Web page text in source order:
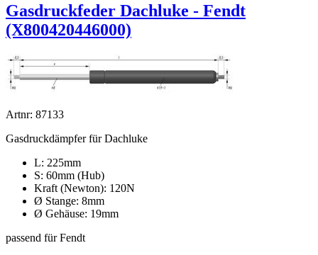
Gasdruckfeder Dachluke - Fendt
(X800420446000)
Artnr: 87133
Gasdruckdämpfer für Dachluke
L: 225mm
S: 60mm (Hub)
Kraft (Newton): 120N
Ø Stange: 8mm
Ø Gehäuse: 19mm
passend für Fendt